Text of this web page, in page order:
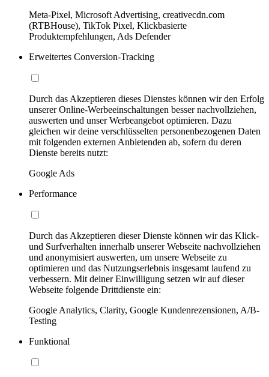
Meta-Pixel, Microsoft Advertising, creativecdn.com
(RTBHouse), TikTok Pixel, Klickbasierte
Produktempfehlungen, Ads Defender
Erweitertes Conversion-Tracking
Durch das Akzeptieren dieses Dienstes können wir den Erfolg
unserer Online-Werbeeinschaltungen besser nachvollziehen,
auswerten und unser Werbeangebot optimieren. Dazu
gleichen wir deine verschlüsselten personenbezogenen Daten
mit folgenden externen Anbietenden ab, sofern du deren
Dienste bereits nutzt:
Google Ads
Performance
Durch das Akzeptieren dieser Dienste können wir das Klick-
und Surfverhalten innerhalb unserer Webseite nachvollziehen
und anonymisiert auswerten, um unsere Webseite zu
optimieren und das Nutzungserlebnis insgesamt laufend zu
verbessern. Mit deiner Einwilligung setzen wir auf dieser
Webseite folgende Drittdienste ein:
Google Analytics, Clarity, Google Kundenrezensionen, A/B-
Testing
Funktional